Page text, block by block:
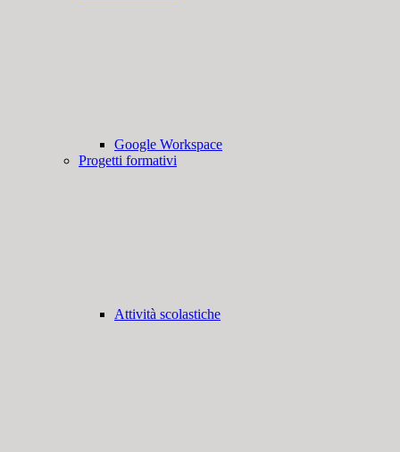
Google Workspace
Progetti formativi
Attività scolastiche